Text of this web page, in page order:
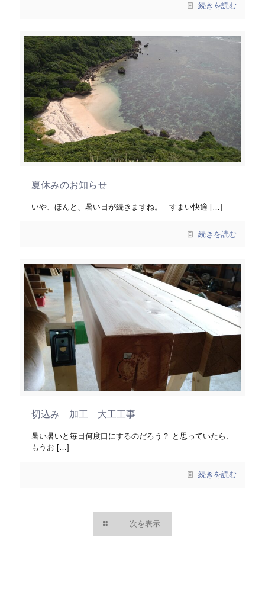
続きを読む
夏休みのお知らせ
いや、ほんと、暑い日が続きますね。 すまい快適 […]
続きを読む
切込み 加工 大工工事
暑い暑いと毎日何度口にするのだろう？ と思っていたら、
もうお […]
続きを読む
次を表示